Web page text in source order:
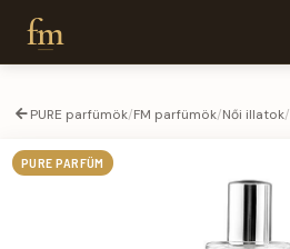
fm
PURE parfümök/FM parfümök/Női illatok/
PURE PARFÜM